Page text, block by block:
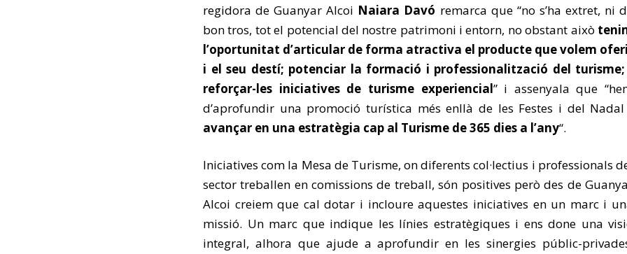
regidora de Guanyar Alcoi Naiara Davó remarca que “no s’ha extret, ni
bon tros, tot el potencial del nostre patrimoni i entorn, no obstant això
l’oportunitat d’articular de forma atractiva el producte que volem
i el seu destí; potenciar la formació i professionalització del
reforçar-les iniciatives de turisme experiencial” i assenyala que
d’aprofundir una promoció turística més enllà de les Festes i del
avançar en una estratègia cap al Turisme de 365 dies a l’any“.
Iniciatives com la Mesa de Turisme, on diferents col·lectius i professionals
sector treballen en comissions de treball, són positives però des de
Alcoi creiem que cal dotar i incloure aquestes iniciatives en un marc i
missió. Un marc que indique les línies estratègiques i ens done una
integral, alhora que ajude a aprofundir en les sinergies públic-